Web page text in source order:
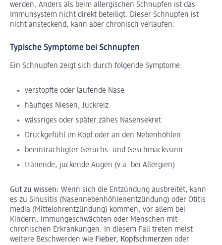
werden. Anders als beim allergischen Schnupfen ist das
Immunsystem nicht direkt beteiligt. Dieser Schnupfen ist
nicht ansteckend, kann aber chronisch verlaufen.
Typische Symptome bei Schnupfen
Ein Schnupfen zeigt sich durch folgende Symptome:
verstopfte oder laufende Nase
häufiges Niesen, Juckreiz
wässriges oder später zähes Nasensekret
Druckgefühl im Kopf oder an den Nebenhöhlen
beeinträchtigter Geruchs- und Geschmackssinn
tränende, juckende Augen (v.a. bei Allergien)
Gut zu wissen: Wenn sich die Entzündung ausbreitet, kann
es zu Sinusitis (Nasennebenhöhlenentzündung) oder Otitis
media (Mittelohrentzündung) kommen, vor allem bei
Kindern, Immungeschwächten oder Menschen mit
chronischen Erkrankungen. In diesem Fall treten meist
weitere Beschwerden wie Fieber, Kopfschmerzen oder